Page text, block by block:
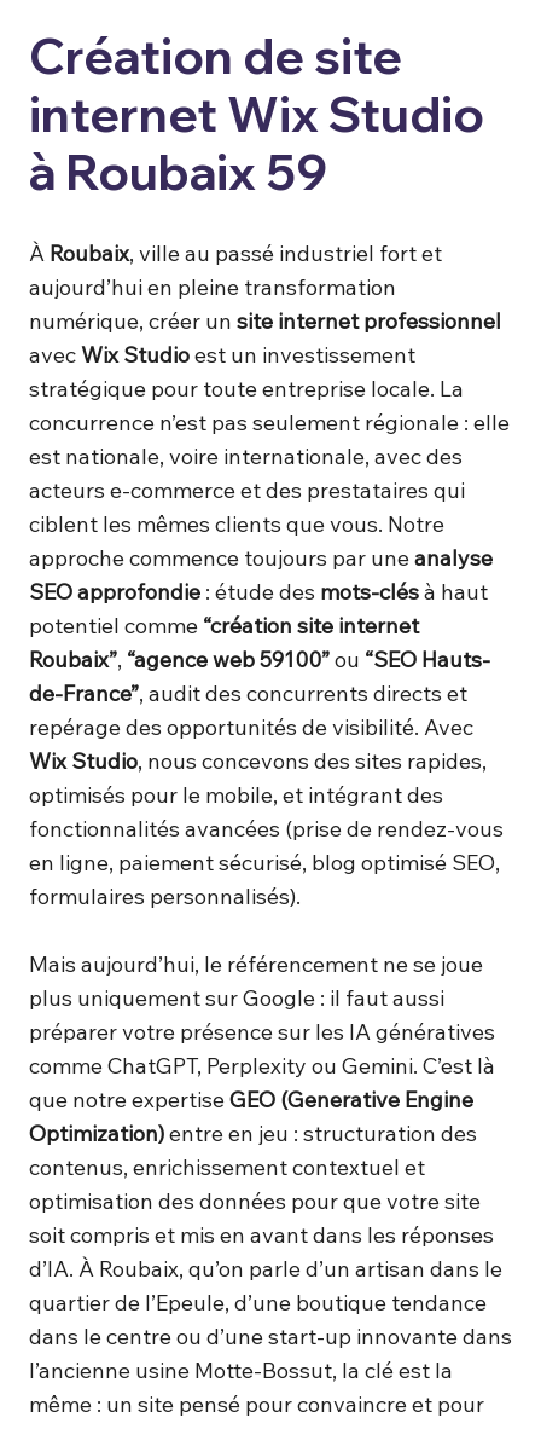
Création de site
internet Wix Studio
à Roubaix 59
À Roubaix, ville au passé industriel fort et
aujourd’hui en pleine transformation
numérique, créer un site internet professionnel
avecWix Studioest un investissement
stratégique pour toute entreprise locale. La
concurrence n’est pas seulement régionale : elle
est nationale, voire internationale, avec des
acteurs e-commerce et des prestataires qui
ciblent les mêmes clients que vous. Notre
approche commence toujours par uneanalyse
SEO approfondie : étude des mots-clésà haut
potentiel comme “création site internet
Roubaix”, “agence web 59100”ou “SEO Hauts-
de-France”, audit des concurrents directs et
repérage des opportunités de visibilité. Avec
Wix Studio, nous concevons des sites rapides,
optimisés pour le mobile, et intégrant des
fonctionnalités avancées (prise de rendez-vous
en ligne, paiement sécurisé, blog optimisé SEO,
formulaires personnalisés).
Mais aujourd’hui, le référencement ne se joue
plus uniquement sur Google : il faut aussi
préparer votre présence sur les IA génératives
comme ChatGPT, Perplexity ou Gemini. C’est là
que notre expertiseGEO (Generative Engine
Optimization)entre en jeu : structuration des
contenus, enrichissement contextuel et
optimisation des données pour que votre site
soit compris et mis en avant dans les réponses
d’IA. À Roubaix, qu’on parle d’un artisan dans le
quartier de l’Epeule, d’une boutique tendance
dans le centre ou d’une start-up innovante dans
l’ancienne usine Motte-Bossut, la clé est la
même : un site pensé pour convaincre et pour